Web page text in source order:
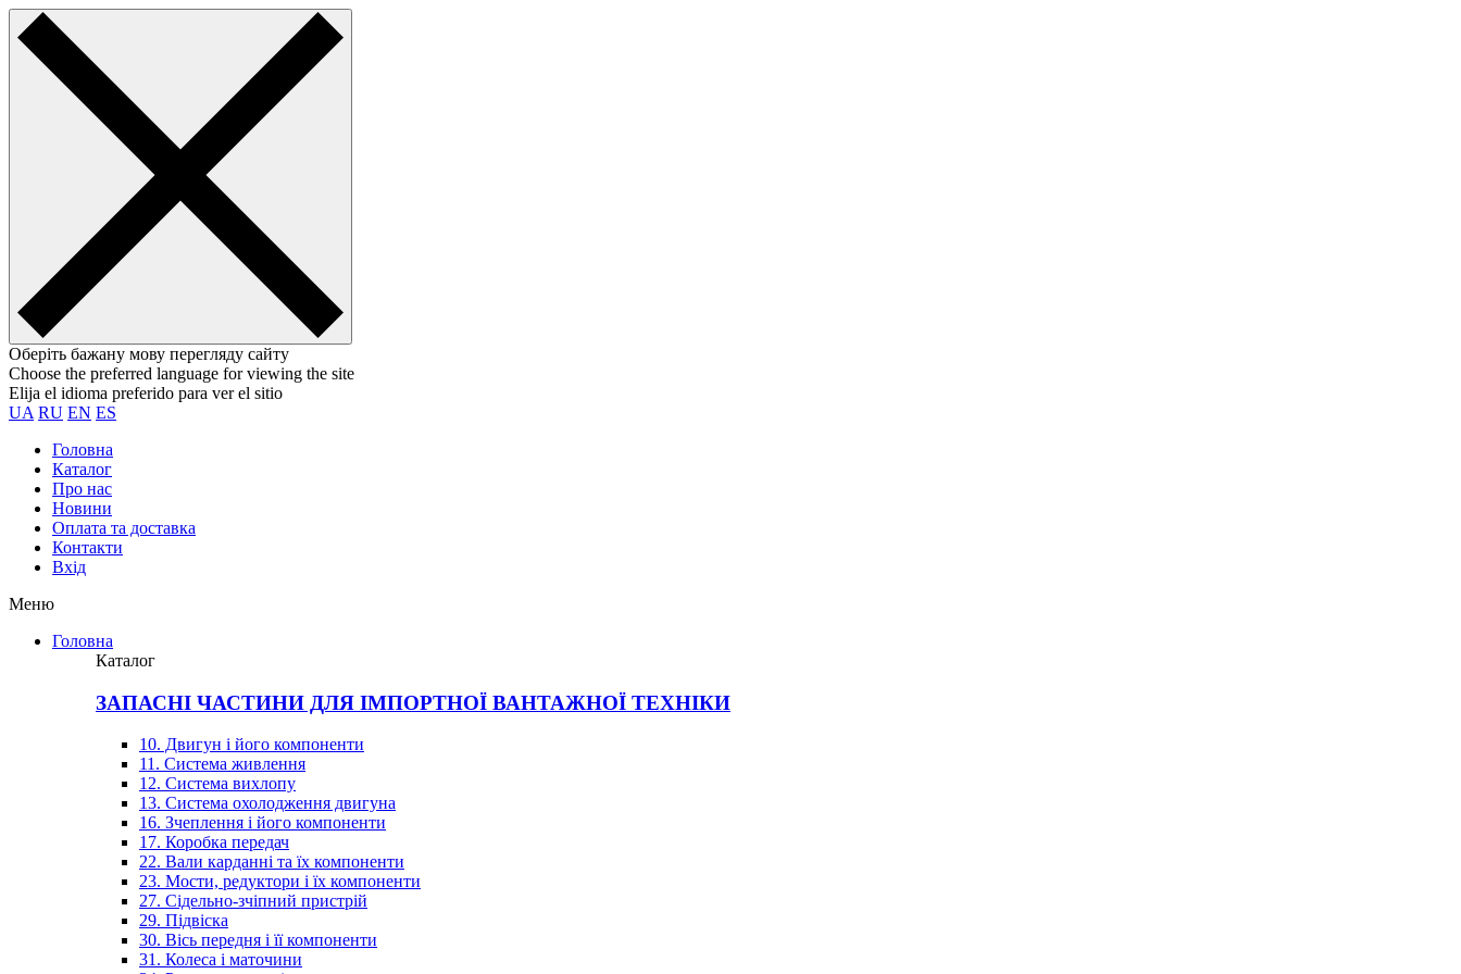
Оберіть бажану мову перегляду сайту
Choose the preferred language for viewing the site
Elija el idioma preferido para ver el sitio
UA RU EN ES
Головна
Каталог
Про нас
Новини
Оплата та доставка
Контакти
Вхiд
Меню
Головна
Каталог
ЗАПАСНІ ЧАСТИНИ ДЛЯ ІМПОРТНОЇ ВАНТАЖНОЇ ТЕХНІКИ
10. Двигун і його компоненти
11. Система живлення
12. Система вихлопу
13. Система охолодження двигуна
16. Зчеплення і його компоненти
17. Коробка передач
22. Вали карданні та їх компоненти
23. Мости, редуктори і їх компоненти
27. Сідельно-зчіпний пристрій
29. Підвіска
30. Вісь передня і її компоненти
31. Колеса і маточини